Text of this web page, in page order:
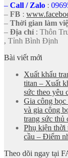
– Call / Zalo :
– FB :
– Thời gian làm
– Địa chỉ : Thôn
, Tỉnh Bình Định
Bài viết mới
Xuất khẩu
titan – Xuất
sức theo yêu
Gia công bọc
và gia công
trang sức thủ
Phụ kiện thời
cầu – Điểm
Theo dõi ngay tại